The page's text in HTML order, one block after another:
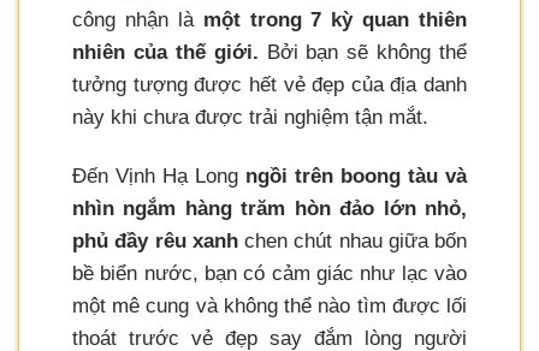
công nhận là một trong 7 kỳ quan thiên
nhiên của thế giới. Bởi bạn sẽ không thể
tưởng tượng được hết vẻ đẹp của địa danh
này khi chưa được trải nghiệm tận mắt.
Đến Vịnh Hạ Long ngồi trên boong tàu và
nhìn ngắm hàng trăm hòn đảo lớn nhỏ,
phủ đầy rêu xanhchen chút nhau giữa bốn
bề biển nước, bạn có cảm giác như lạc vào
một mê cung và không thể nào tìm được lối
thoát trước vẻ đẹp say đắm lòng người